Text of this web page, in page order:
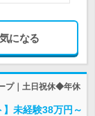
気になる
プ｜土日祝休◆年休
未経験38万円～